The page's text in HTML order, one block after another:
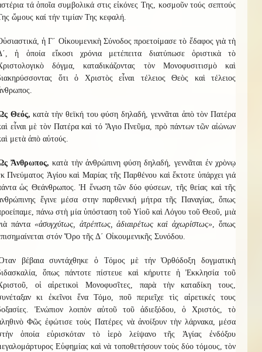
τά ὁποῖα συμβολικά στις εἰκόνες Της, κοσμοῦν τούς σεπτούς
ὤμους καί τήν τιμίαν Της κεφαλή.
ἡ Γ΄ Οἰκουμενικὴ Σύνοδος προετοίμασε τὸ ἔδαφος γιὰ τὴ
ἡ ὁποία εἴκοσι χρόνια μετέπειτα διατύπωσε ὁριστικὰ τὸ
δόγμα, καταδικάζοντας τὸν Μονοφυσιτισμὸ καὶ
ὅτι ὁ Χριστὸς εἶναι τέλειος Θεὸς καὶ τέλειος
.
Θεός, κατὰ τὴν θεϊκή του φύση δηλαδή, γεννᾶται ἀπὸ τὸν Πατέρα
εἶναι μὲ τὸν Πατέρα καὶ τό Ἅγιο Πνεῦμα, πρὸ πάντων τῶν αἰώνων
μετὰ ἀπὸ αὐτούς.
Ἄνθρωπος, κατὰ τὴν ἀνθρώπινη φύση δηλαδή, γεννᾶται ἐν χρὸνῳ
Πνεύματος Ἁγίου καὶ Μαρίας τῆς Παρθένου καὶ ἔκτοτε ὑπάρχει γιά
ὡς Θεάνθρωπος. Ἡ ἕνωση τῶν δύο φύσεων, τῆς θείας καὶ τῆς
ἔγινε μέσα στην παρθενική μήτρα τῆς Παναγίας, ὅπως
πάνω στὴ μία ὑπόσταση τοῦ Υἱοῦ καὶ Λόγου τοῦ Θεοῦ, μιὰ
πάντα «ἀσυγχύτως, ἀτρέπτως, ἀδιαιρέτως καὶ ἀχωρίστως», ὅπως
στόν Ὅρο τῆς Δ΄ Οἰκουμενικῆς Συνόδου.
βέβαια συντάχθηκε ὁ Τόμος μὲ τήν Ὀρθόδοξη δογματικὴ
ὅπως πάντοτε πίστευε καὶ κήρυττε ἡ Ἐκκλησία τοῦ
οἱ αἱρετικοὶ Μονοφυσῖτες, παρὰ τὴν καταδίκη τους,
κι ἐκεῖνοι ἕνα Τόμο, ποῦ περιεῖχε τὶς αἱρετικές τους
Ἐνώπιον λοιπὸν αὐτοῦ τοῦ ἀδιεξόδου, ὁ Χριστός, τὸ
Φῶς ἐφώτισε τοὺς Πατέρες νὰ ἀνοίξουν τὴν λάρνακα, μέσα
ὁποία εὑρισκόταν τὸ ἱερὸ λείψανο τῆς Ἁγίας ἐνδόξου
Εὐφημίας καὶ νὰ τοποθετήσουν τοὺς δύο τόμους, τὸν